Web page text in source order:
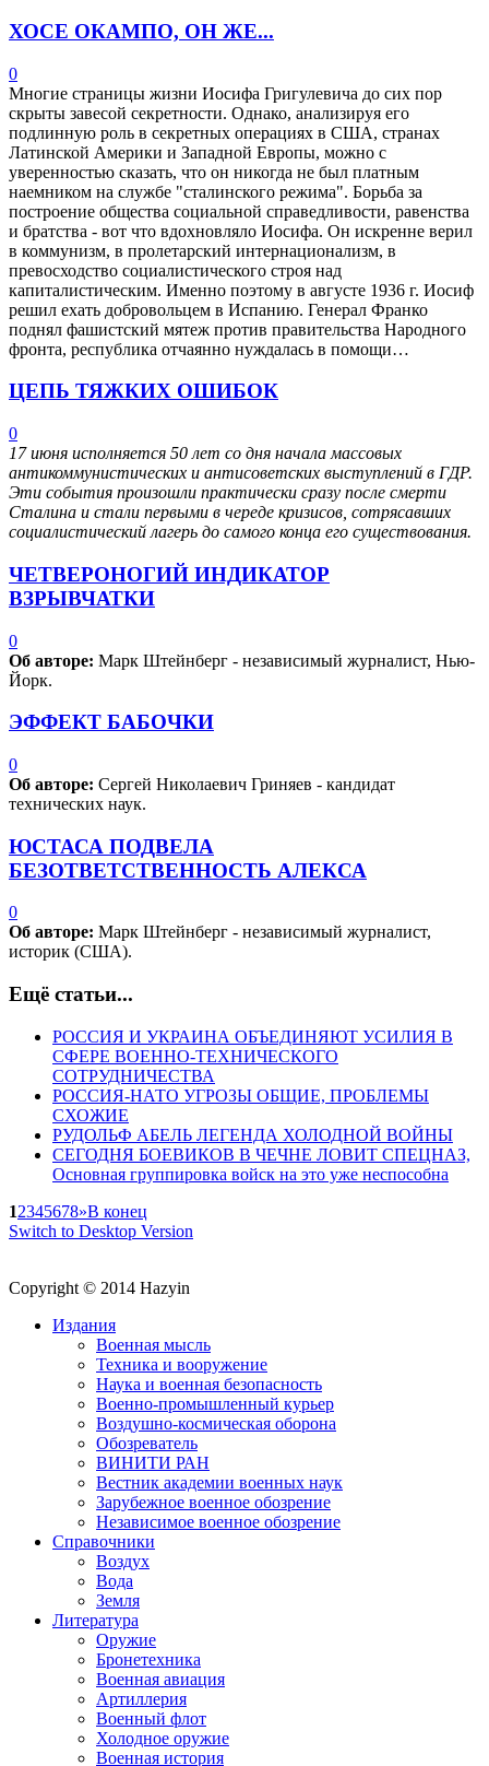
ХОСЕ ОКАМПО, ОН ЖЕ...
0
Многие страницы жизни Иосифа Григулевича до сих пор
скрыты завесой секретности. Однако, анализируя его
подлинную роль в секретных операциях в США, странах
Латинской Америки и Западной Европы, можно с
уверенностью сказать, что он никогда не был платным
наемником на службе "сталинского режима". Борьба за
построение общества социальной справедливости, равенства
и братства - вот что вдохновляло Иосифа. Он искренне верил
в коммунизм, в пролетарский интернационализм, в
превосходство социалистического строя над
капиталистическим. Именно поэтому в августе 1936 г. Иосиф
решил ехать добровольцем в Испанию. Генерал Франко
поднял фашистский мятеж против правительства Народного
фронта, республика отчаянно нуждалась в помощи…
ЦЕПЬ ТЯЖКИХ ОШИБОК
0
17 июня исполняется 50 лет со дня начала массовых
антикоммунистических и антисоветских выступлений в ГДР.
Эти события произошли практически сразу после смерти
Сталина и стали первыми в череде кризисов, сотрясавших
социалистический лагерь до самого конца его существования.
ЧЕТВЕРОНОГИЙ ИНДИКАТОР
ВЗРЫВЧАТКИ
0
Об авторе: Марк Штейнберг - независимый журналист, Нью-
Йорк.
ЭФФЕКТ БАБОЧКИ
0
Об авторе: Сергей Николаевич Гриняев - кандидат
технических наук.
ЮСТАСА ПОДВЕЛА
БЕЗОТВЕТСТВЕННОСТЬ АЛЕКСА
0
Об авторе: Марк Штейнберг - независимый журналист,
историк (США).
Ещё статьи...
РОССИЯ И УКРАИНА ОБЪЕДИНЯЮТ УСИЛИЯ В
СФЕРЕ ВОЕННО-ТЕХНИЧЕСКОГО
СОТРУДНИЧЕСТВА
РОССИЯ-НАТО УГРОЗЫ ОБЩИЕ, ПРОБЛЕМЫ
СХОЖИЕ
РУДОЛЬФ АБЕЛЬ ЛЕГЕНДА ХОЛОДНОЙ ВОЙНЫ
СЕГОДНЯ БОЕВИКОВ В ЧЕЧНЕ ЛОВИТ СПЕЦНАЗ,
Основная группировка войск на это уже неспособна
12345678»В конец
Switch to Desktop Version
Copyright © 2014 Hazyin
Издания
Военная мысль
Техника и вооружение
Наука и военная безопасность
Военно-промышленный курьер
Воздушно-космическая оборона
Обозреватель
ВИНИТИ РАН
Вестник академии военных наук
Зарубежное военное обозрение
Независимое военное обозрение
Справочники
Воздух
Вода
Земля
Литература
Оружие
Бронетехника
Военная авиация
Артиллерия
Военный флот
Холодное оружие
Военная история